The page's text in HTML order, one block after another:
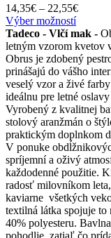
14,35€ – 22,55€Price
14,35€
through
22,55€
Výber možnostíTento
produkt
má
viacero
si
môžete
vybrať
na
stránke
Tadeco - Vlčí mak -
letným vzorom kvetov
Obrus je zdobený
prinášajú do vášho
veselý vzor a živé
ideálnu pre letné
Vyrobený z kvalitnej
stolový aranžmán o
praktickým doplnkom
V ponuke
spríjemní a oživý
každodenné použitie.
radosť milovníkom
kaviarne všetkých
textilná látka spojuje to
40% polyesteru.
pohodlie, zatiaľ čo